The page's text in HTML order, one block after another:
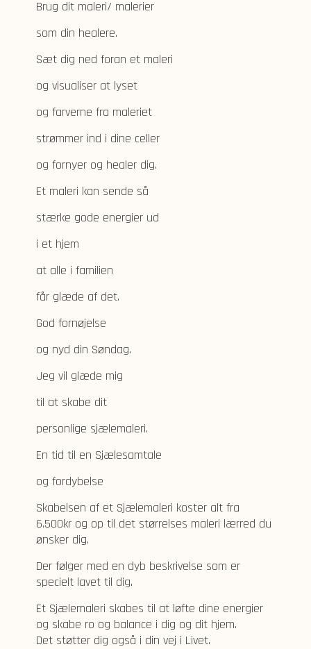
Brug dit maleri/ malerier
som din healere.
Sæt dig ned foran et maleri
og visualiser at lyset
og farverne fra maleriet
strømmer ind i dine celler
og fornyer og healer dig.
Et maleri kan sende så
stærke gode energier ud
i et hjem
at alle i familien
får glæde af det.
God fornøjelse
og nyd din Søndag.
Jeg vil glæde mig
til at skabe dit
personlige sjælemaleri.
En tid til en Sjælesamtale
og fordybelse
Skabelsen af et Sjælemaleri koster alt fra
6.500kr og op til det størrelses maleri lærred du
ønsker dig.
Der følger med en dyb beskrivelse som er
specielt lavet til dig.
Et Sjælemaleri skabes til at løfte dine energier
og skabe ro og balance i dig og dit hjem.
Det støtter dig også i din vej i Livet.